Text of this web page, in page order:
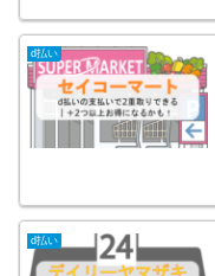
d払い
d払い